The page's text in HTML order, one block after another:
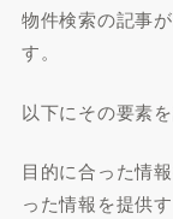
物件検索の記事
す。
以下にその要素
目的に合った情
った情報を提供